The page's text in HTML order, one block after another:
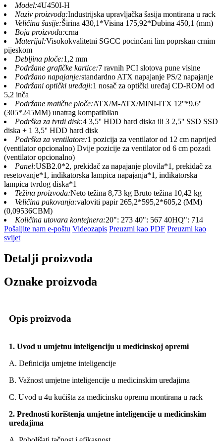
Model:4U450I-H
Naziv proizvoda:Industrijska upravljačka šasija montirana u rack
Veličina šasije:Širina 430,1*Visina 175,92*Dubina 450,1 (mm)
Boja proizvoda:crna
Materijal:Visokokvalitetni SGCC pocinčani lim poprskan crnim
pijeskom
Debljina ploče:1,2 mm
Podržane grafičke kartice:7 ravnih PCI slotova pune visine
Podržano napajanje:standardno ATX napajanje PS/2 napajanje
Podržani optički uređaji:1 nosač za optički uređaj CD-ROM od
5,2 inča
Podržane matične ploče:ATX/M-ATX/MINI-ITX 12''*9.6''
(305*245MM) unatrag kompatibilan
Podrška za tvrdi disk:4 3,5'' HDD hard diska ili 3 2,5'' SSD SSD
diska + 1 3,5'' HDD hard disk
Podrška za ventilatore:1 pozicija za ventilator od 12 cm naprijed
(ventilator opcionalno) Dvije pozicije za ventilator od 6 cm pozadi
(ventilator opcionalno)
Panel:USB2.0*2, prekidač za napajanje plovila*1, prekidač za
resetovanje*1, indikatorska lampica napajanja*1, indikatorska
lampica tvrdog diska*1
Težina proizvoda:Neto težina 8,73 kg Bruto težina 10,42 kg
Veličina pakovanja:valoviti papir 265,2*595,2*605,2 (MM)
(0,09536CBM)
Količina utovara kontejnera:20": 273 40": 567 40HQ": 714
Pošaljite nam e-poštu Videozapis Preuzmi kao PDF Preuzmi kao
svijet
Detalji proizvoda
Oznake proizvoda
Opis proizvoda
1. Uvod u umjetnu inteligenciju u medicinskoj opremi
A. Definicija umjetne inteligencije
B. Važnost umjetne inteligencije u medicinskim uređajima
C. Uvod u 4u kućišta za medicinsku opremu montirana u rack
2. Prednosti korištenja umjetne inteligencije u medicinskim
uređajima